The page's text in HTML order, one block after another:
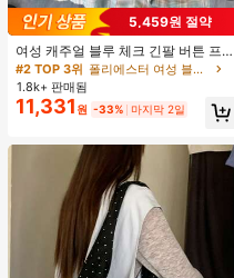
5,459원 절약
여성 캐주얼 블루 체크 긴팔 버튼 프론
트 폴리에스터 셔츠, 레귤러 핏, 봄 의
류, 편안한 스타일
#2 TOP 3위
폴리에스터 여성 블라우스
1.8k+ 판매됨
11,331 원 -33% 마지막 2일